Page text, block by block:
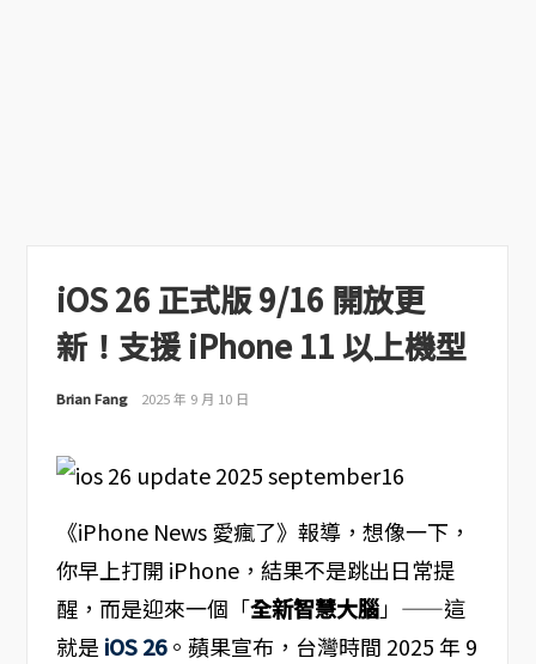
iOS 26 正式版 9/16 開放更
新！支援 iPhone 11 以上機型
Brian Fang 2025 年 9 月 10 日
《iPhone News 愛瘋了》報導，想像一下，
你早上打開 iPhone，結果不是跳出日常提
醒，而是迎來一個「全新智慧大腦」——這
就是 iOS 26。蘋果宣布，台灣時間 2025 年 9